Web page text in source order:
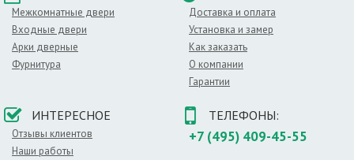
Цвет внутри:
Cappuccino Melinga
Окраска:
Индустриальная полиэфирная порошковая
краска голландского концерна AkzoNobel.
Толщина полотна/коробки, мм:
Толщина стали полотна/коробки, мм:
производителей, как правило, не более 0,8 мм).
50 (у других производителей,
как правило, не более 36 мм).
Регулировка:
Блок укомплектован эксцентриком,
правильная регулировка которого обеспечивает
Межкомнатные двери
Входные двери
Арки дверные
Фурнитура
Доставка и оплата
Установка и замер
Как заказать
О компании
Гарантии
ИНТЕРЕСНОЕ
Отзывы клиентов
Наши работы
ТЕЛЕФОНЫ:
+7 (495) 409-45-55